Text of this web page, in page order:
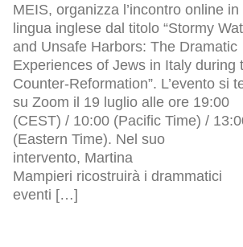
MEIS, organizza l’incontro online in
lingua inglese dal titolo “Stormy
and Unsafe Harbors: The Dramatic
Experiences of Jews in Italy during
Counter-Reformation”. L’evento si
su Zoom il 19 luglio alle ore 19:00
(CEST) / 10:00 (Pacific Time) /
(Eastern Time). Nel suo
intervento, Martina
Mampieri ricostruirà i drammatici
eventi […]